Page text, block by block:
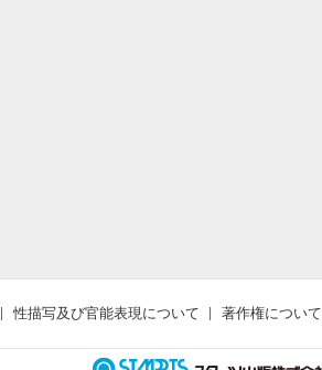
性描写及び官能表現について 著作権について